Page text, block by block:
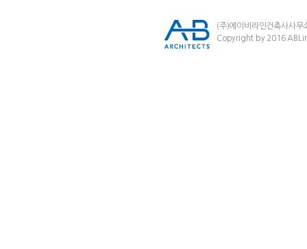
(주)에이비라인건축사사무
Copyright by 2016